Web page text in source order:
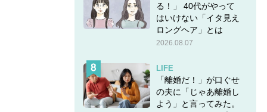
る！」 40代がやって
はいけない「イタ見え
ロングヘア」とは
2026.08.07
LIFE
「離婚だ！」が口ぐせ
の夫に「じゃあ離婚し
よう」と言ってみた。